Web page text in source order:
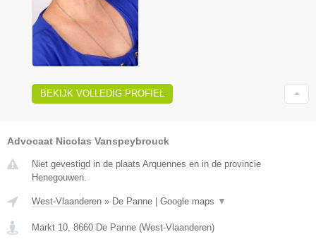
BEKIJK VOLLEDIG PROFIEL
Advocaat Nicolas Vanspeybrouck
Niet gevestigd in de plaats Arquennes en in de provincie
Henegouwen.
West-Vlaanderen » De Panne Google maps ▼
Markt 10 8660 De Panne (West-Vlaanderen)